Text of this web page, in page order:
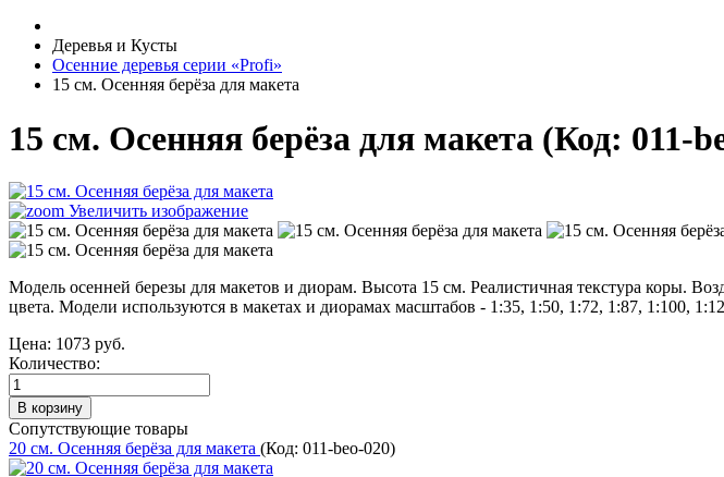
Деревья и Кусты
Осенние деревья серии «Profi»
15 см. Осенняя берёза для макета
15 см. Осенняя берёза для макета (Код: 011-
Увеличить изображение
Модель осенней березы для макетов и диорам. Высота 15 см. Реалистичная текстура коры.
цвета. Модели используются в макетах и диорамах масштабов - 1:35, 1:50, 1:72, 1:87, 1:100,
Цена: 1073 руб.
Количество:
Сопутствующие товары
20 см. Осенняя берёза для макета (Код: 011-beo-020)